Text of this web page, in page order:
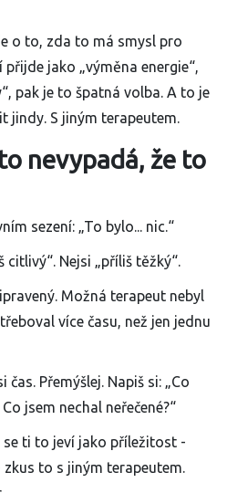
o to, zda to má smysl pro
jako „výměna energie“,
pak je to špatná volba. A to je
jindy. S jiným terapeutem.
nevypadá, že to
sezení: „To bylo... nic.“
citlivý“. Nejsi „příliš těžký“.
Možná terapeut nebyl
více času, než jen jednu
Přemýšlej. Napiš si: „Co
jsem nechal neřečené?“
ti to jeví jako příležitost -
to s jiným terapeutem.